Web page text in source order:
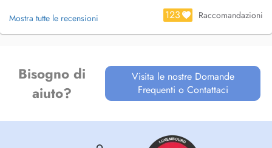
Mostra tutte le recensioni 123 Raccomandazioni
Bisogno di
aiuto?
Visita le nostre Domande
Frequenti o Contattaci